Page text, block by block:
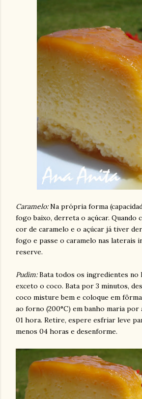
Caramelo:Na própria forma
fogo baixo, derreta o açúcar. Quando
cor de caramelo e o açúcar já tiver
fogo e passe o caramelo nas laterais
reserve.
Pudim:Bata todos os ingredientes no
exceto o coco. Bata por 3 minutos,
coco misture bem e coloque em
ao forno (200°C) em banho maria por
01 hora. Retire, espere esfriar leve
menos 04 horas e desenforme.